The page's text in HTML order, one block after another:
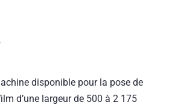
disponible pour la pose de
d’une largeur de 500 à 2 175